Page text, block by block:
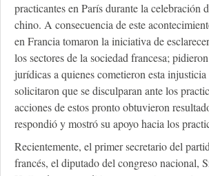
practicantes en París durante la celebración
chino. A consecuencia de este
en Francia tomaron la iniciativa de
los sectores de la sociedad francesa;
jurídicas a quienes cometieron esta injusticia
solicitaron que se disculparan ante los
acciones de estos pronto obtuvieron
respondió y mostró su apoyo hacia los
Recientemente, el primer secretario del
francés, el diputado del congreso nacional,